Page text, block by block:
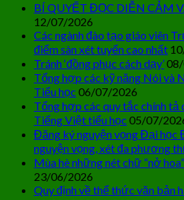
BÍ QUYẾT ĐỌC DIỄN CẢM
12/07/2026
Các ngành đào tạo giáo viên
điểm sàn xét tuyển cao nhất
Tránh ‘đồng phục cách dạy’
Tổng hợp các kỹ năng Nói và
Tiểu học 06/07/2026
Tổng hợp các quy tắc chính
Tiếng Việt tiểu học 05/07/
Đăng ký nguyện vọng Đại học
nguyện vọng, xét đa phương
Mùa hè những nét chữ “nở
23/06/2026
Quy định về thể thức văn bản